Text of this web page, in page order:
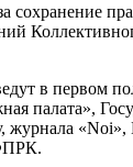
в первом
палата»,